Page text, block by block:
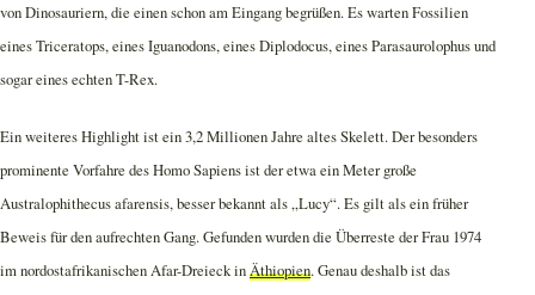
von Dinosauriern, die einen schon am Eingang begrüßen. Es warten Fossilien
eines Triceratops, eines Iguanodons, eines Diplodocus, eines Parasaurolophus und
sogar eines echten T-Rex.
Ein weiteres Highlight ist ein 3,2 Millionen Jahre altes Skelett. Der besonders
prominente Vorfahre des Homo Sapiens ist der etwa ein Meter große
Australophithecus afarensis, besser bekannt als „Lucy“. Es gilt als ein früher
Beweis für den aufrechten Gang. Gefunden wurden die Überreste der Frau 1974
im nordostafrikanischen Afar-Dreieck inÄthiopien. Genau deshalb ist das